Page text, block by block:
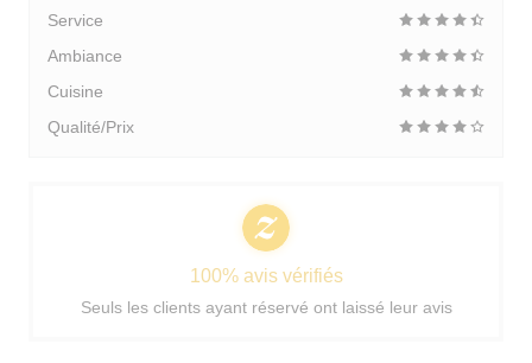
Service
Ambiance
Cuisine
Qualité/Prix
100% avis vérifiés
Seuls les clients ayant réservé ont laissé leur avis